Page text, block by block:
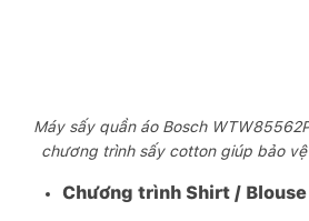
Máy sấy quần áo Bosch
chương trình sấy cotton giúp bảo
Chương trình Shirt / Blouse